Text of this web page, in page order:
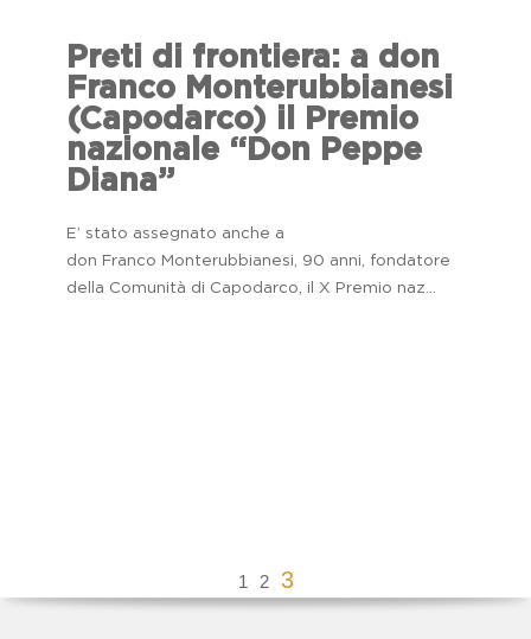
Preti di frontiera: a don
Franco Monterubbianesi
(Capodarco) il Premio
nazionale “Don Peppe
Diana”
E’ stato assegnato anche a
don Franco Monterubbianesi, 90 anni, fondatore
della Comunità di Capodarco, il X Premio naz...
1 2 3